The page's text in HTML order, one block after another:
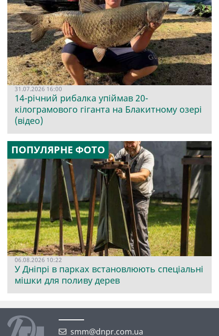
31.07.2026 16:00
14-річний рибалка упіймав 20-
кілограмового гіганта на Блакитному озері
(відео)
ПОПУЛЯРНЕ ФОТО
06.08.2026 10:22
У Дніпрі в парках встановлюють спеціальні
мішки для поливу дерев
smm@dnpr.com.ua